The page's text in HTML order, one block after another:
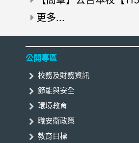
招生資訊
更多...
公開專區
校務及財務資訊
節能與安全
環境教育
職安衛政策
教育目標